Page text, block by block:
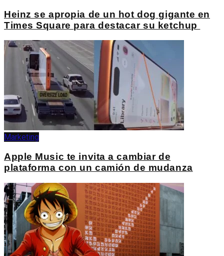
Heinz se apropia de un hot dog gigante en
Times Square para destacar su ketchup
Marketing
Apple Music te invita a cambiar de
plataforma con un camión de mudanza